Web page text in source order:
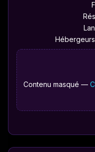
Contenu masqué —